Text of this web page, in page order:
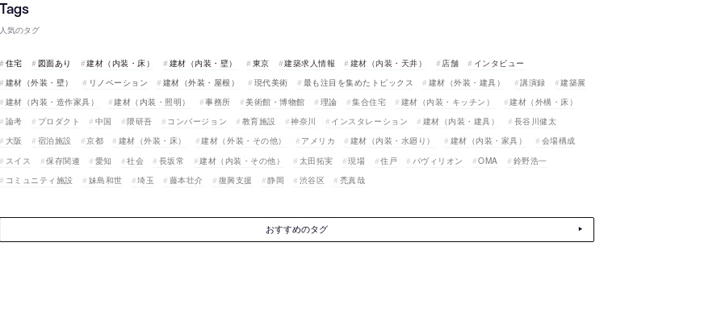
人気のタグ
住宅 図面あり 建材（内装・床） 建材（内装・壁） 東京 建築求人情報 建材（内装・天井） 店舗
インタビュー
建材（外装・壁）
リノベーション 建材（外装・屋根） 現代美術 最も注目を集めたトピックス 建材（外装・建具） 講演録
建築展
建材（内装・造作家具）
建材（内装・照明） 事務所 美術館・博物館 理論 集合住宅 建材（内装・キッチン）
建材（外構・床）
論考
プロダクト 中国 隈研吾 コンバージョン 教育施設 神奈川 インスタレーション 建材（内装・建具）
長谷川健太
大阪
宿泊施設 京都 建材（外装・床） 建材（外装・その他） アメリカ 建材（内装・水廻り） 建材（内装・家具）
会場構成
スイス
保存関連 愛知 社会 長坂常 建材（内装・その他） 太田拓実 現場 住戸 パヴィリオン OMA
鈴野浩一
コミュニティ施設
妹島和世 埼玉 藤本壮介 復興支援 静岡 渋谷区 禿真哉
おすすめのタグ